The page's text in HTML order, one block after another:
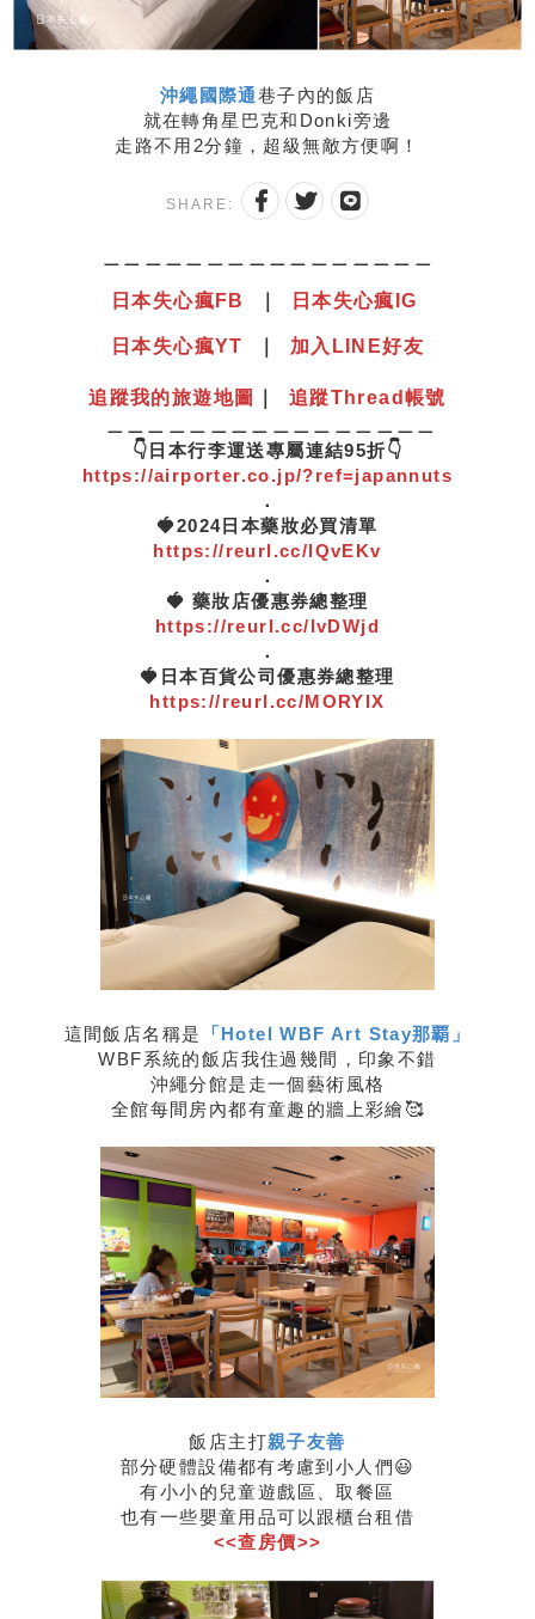
沖繩國際通巷子內的飯店
就在轉角星巴克和Donki旁邊
走路不用2分鐘，超級無敵方便啊！
SHARE:
日本失心瘋 F B 日本失心瘋IG
日本失心瘋YT 加入LINE好友
追蹤我的旅遊地圖
追蹤Thread帳號
👇日本行李運送專屬連結95折👇
https://airporter.co.jp/?ref=japannuts
．
🍓2024日本藥妝必買清單
https://reurl.cc/lQvEKv
．
🍓 藥妝店優惠券總整理
https://reurl.cc/lvDWjd
．
🍓日本百貨公司優惠券總整理
https://reurl.cc/MORYlX
這間飯店名稱是
「Hotel WBF Art Stay那覇」
WBF系統的飯店我住過幾間，印象不錯
沖繩分館是走一個藝術風格
全館每間房內都有童趣的牆上彩繪🥰
飯店主打親子友善
部分硬體設備都有考慮到小人們😃
有小小的兒童遊戲區、取餐區
也有一些嬰童用品可以跟櫃台租借
<<查房價>>